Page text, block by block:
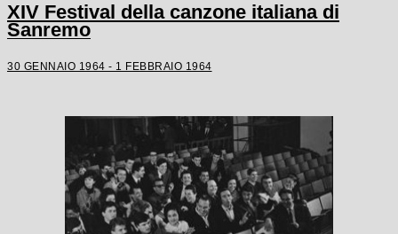
XIV Festival della canzone italiana di
Sanremo
30 GENNAIO 1964 - 1 FEBBRAIO 1964